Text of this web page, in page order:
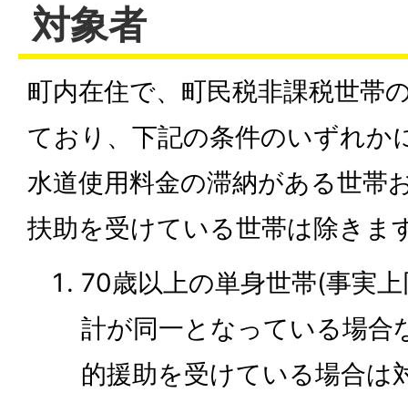
対象者
町内在住で、町民税非課税世帯
ており、下記の条件のいずれか
水道使用料金の滞納がある世帯
扶助を受けている世帯は除きま
70歳以上の単身世帯(事実
計が同一となっている場合
的援助を受けている場合は